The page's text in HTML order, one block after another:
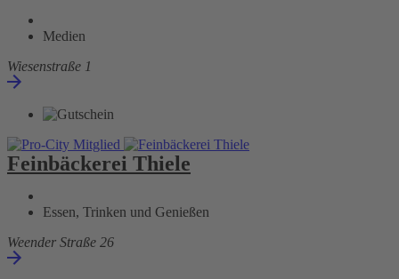
Medien
Wiesenstraße 1
Feinbäckerei Thiele
Essen, Trinken und Genießen
Weender Straße 26